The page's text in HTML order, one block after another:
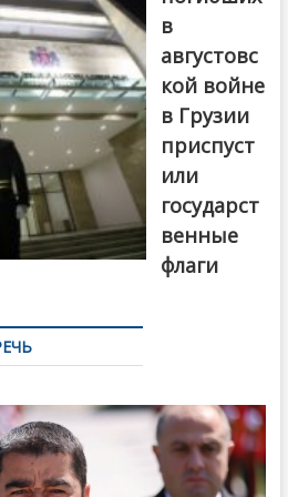
в
августовс
кой войне
в Грузии
приспуст
или
государст
венные
флаги